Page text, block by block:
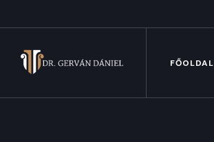
FŐOLDAL